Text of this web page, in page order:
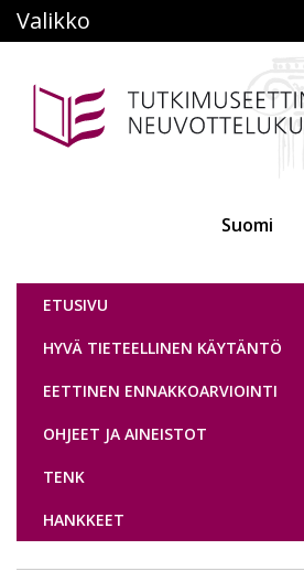
Main navigation
Valikko
Suomi
Tutkimuseettinen
ETUSIVU
HYVÄ TIETEELLINEN KÄYTÄNTÖ
EETTINEN ENNAKKOARVIOINTI
OHJEET JA AINEISTOT
TENK
HANKKEET